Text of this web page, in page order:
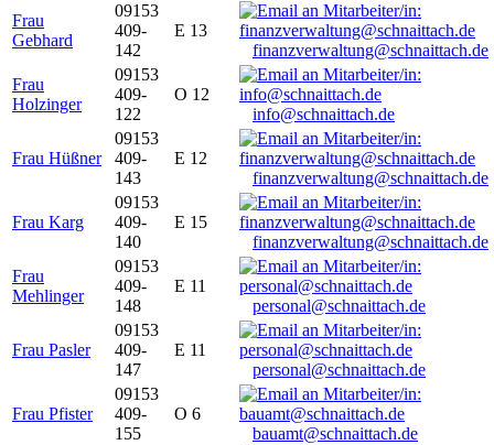
Frau
Gebhard
09153
409-
142
E 13
finanzverwaltung@schnaittach.de
Frau
Holzinger
09153
409-
122
O 12
info@schnaittach.de
Frau Hüßner
09153
409-
143
E 12
finanzverwaltung@schnaittach.de
Frau Karg
09153
409-
140
E 15
finanzverwaltung@schnaittach.de
Frau
Mehlinger
09153
409-
148
E 11
personal@schnaittach.de
Frau Pasler
09153
409-
147
E 11
personal@schnaittach.de
Frau Pfister
09153
409-
155
O 6
bauamt@schnaittach.de